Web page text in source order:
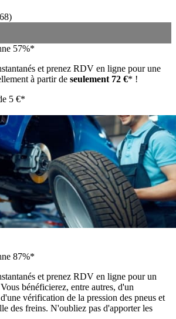
68)
57%*
et prenez RDV en ligne pour une
à partir de seulement 72 €* !
5 €*
87%*
et prenez RDV en ligne pour un
bénéficierez, entre autres, d'un
vérification de la pression des pneus et
des freins. N'oubliez pas d'apporter les